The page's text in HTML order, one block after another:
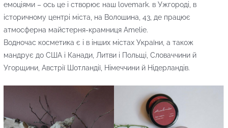
емоціями – ось це і створює наш lovemark. в Ужгороді, в
історичному центрі міста, на Волошина, 43, де працює
атмосферна майстерня-крамниця Amelie.
Водночас косметика є і в інших містах України, а також
мандрує до США і Канади, Литви і Польщі, Словаччини й
Угорщини, Австрії Шотландії, Німеччини й Нідерландів.